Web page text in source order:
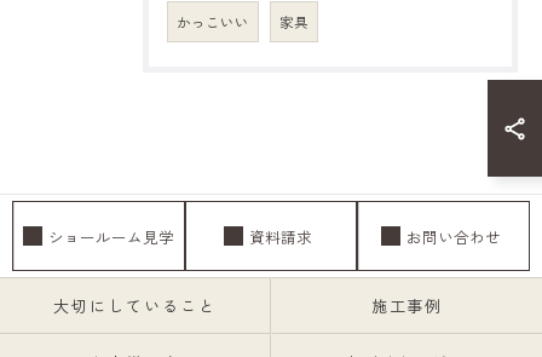
かっこいい 家具
ショールーム見学 資料請求 お問い合わせ
大切にしていること 施工事例